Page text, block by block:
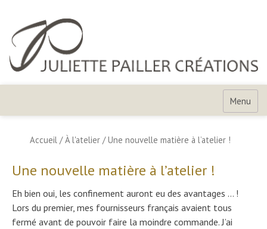
content
Juliette
Créations
Menu
Accueil /À l'atelier /Une nouvelle matière à l’atelier !
Une nouvelle matière à l’atelier !
Eh bien oui, les confinement auront eu des avantages … !
Lors du premier, mes fournisseurs français avaient tous
fermé avant de pouvoir faire la moindre commande. J’ai